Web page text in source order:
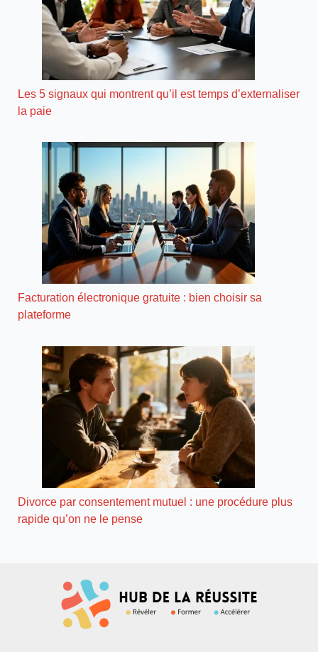
Les 5 signaux qui montrent qu’il est temps d’externaliser
la paie
Facturation électronique gratuite : bien choisir sa
plateforme
Divorce par consentement mutuel : une procédure plus
rapide qu’on ne le pense